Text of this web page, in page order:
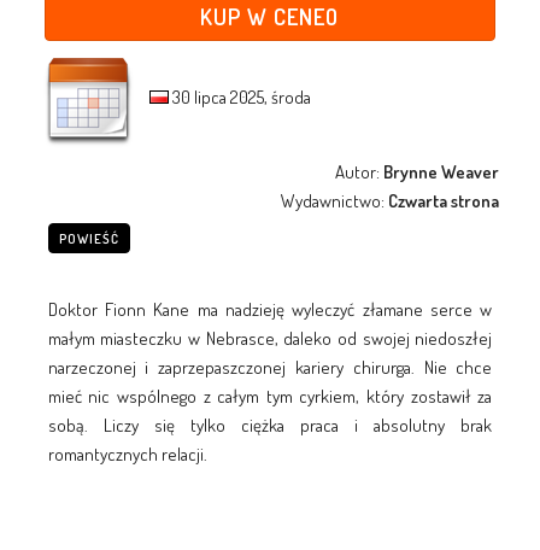
KUP W CENEO
30 lipca 2025, środa
Autor: Brynne Weaver
Wydawnictwo: Czwarta strona
POWIEŚĆ
Doktor Fionn Kane ma nadzieję wyleczyć złamane serce w
małym miasteczku w Nebrasce, daleko od swojej niedoszłej
narzeczonej i zaprzepaszczonej kariery chirurga. Nie chce
mieć nic wspólnego z całym tym cyrkiem, który zostawił za
sobą. Liczy się tylko ciężka praca i absolutny brak
romantycznych relacji.